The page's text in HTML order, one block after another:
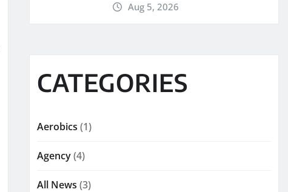
Aug 5, 2026
CATEGORIES
Aerobics (1)
Agency(4)
All News (3)